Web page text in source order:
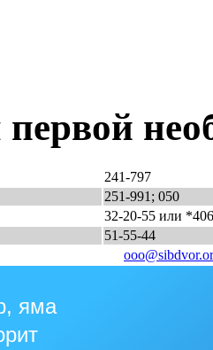
241-797
251-991; 050
32-20-55 или *406
51-55-44
яма